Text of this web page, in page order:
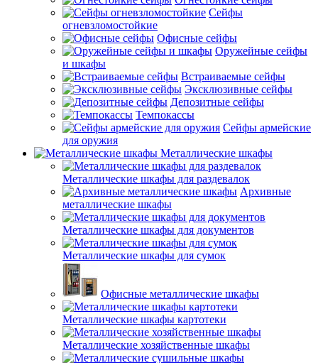
Сейфы
огневзломостойкие
Офисные сейфы
Оружейные сейфы
и шкафы
Встраиваемые сейфы
Эксклюзивные сейфы
Депозитные сейфы
Темпокассы
Сейфы армейские
для оружия
Металлические шкафы
Металлические шкафы для раздевалок
Архивные
металлические шкафы
Металлические шкафы для документов
Металлические шкафы для сумок
Офисные металлические шкафы
Металлические шкафы картотеки
Металлические хозяйственные шкафы